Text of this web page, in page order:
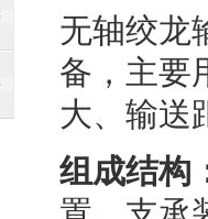
无轴绞龙
备，主要
大、输送
组成结构